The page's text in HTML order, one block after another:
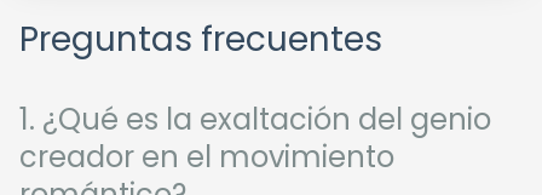
Preguntas frecuentes
1. ¿Qué es la exaltación del genio
creador en el movimiento